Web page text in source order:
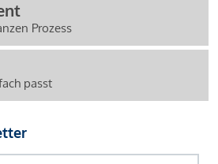
Prozess
passt